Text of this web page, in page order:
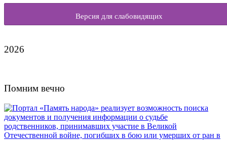
Версия для слабовидящих
2026
Помним вечно